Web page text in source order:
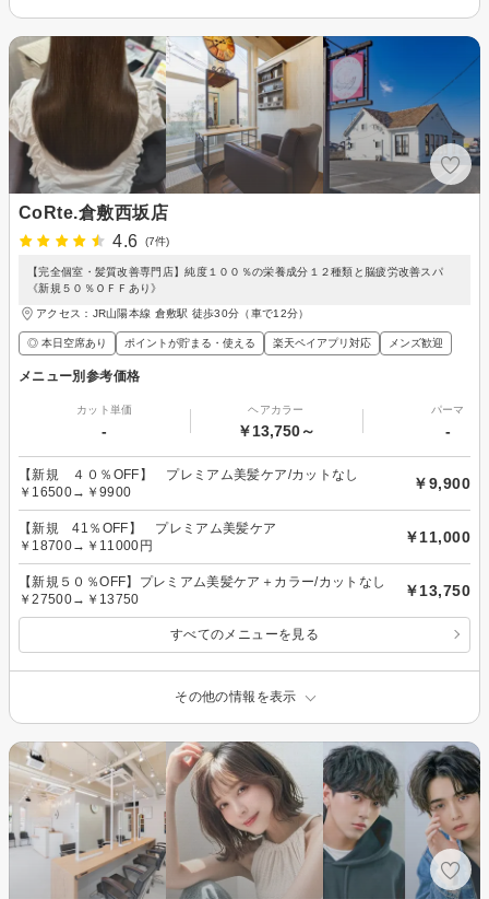
CoRte.倉敷西坂店
4.6
(7件)
【完全個室・髪質改善専門店】純度１００％の栄養成分１２種類と脳疲労改善スパ
《新規５０％ＯＦＦあり》
アクセス：JR山陽本線 倉敷駅 徒歩30分（車で12分）
◎ 本日空席あり ポイントが貯まる・使える 楽天ペイアプリ対応 メンズ歓迎
メニュー別参考価格
カット単価
-
ヘアカラー
￥13,750～
パーマ
-
【新規 ４０％OFF】 プレミアム美髪ケア/カットなし
￥16500→￥9900
￥9,900
【新規 41％OFF】 プレミアム美髪ケア
￥18700→￥11000円
￥11,000
【新規５０％OFF】プレミアム美髪ケア＋カラー/カットなし
￥27500→￥13750
￥13,750
すべてのメニューを見る
その他の情報を表示